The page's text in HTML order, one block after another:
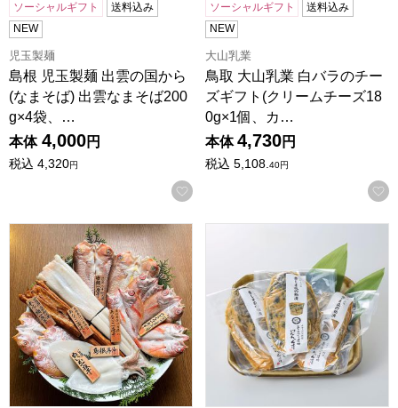
ソーシャルギフト
送料込み
NEW
児玉製麺
島根 児玉製麺 出雲の国から
(なまそば) 出雲なまそば200
g×4袋、…
本体 4,000円
税込 4,320円
お気に入りに登録する
ソーシャルギフト
送料込み
NEW
大山乳業
鳥取 大山乳業 白バラのチー
ズギフト(クリームチーズ18
0g×1個、カ…
本体 4,730円
税込 5,108.40円
島根 岡富商店 「一日漁」吉兆之舞(甘鯛2枚・のどぐろ4〜